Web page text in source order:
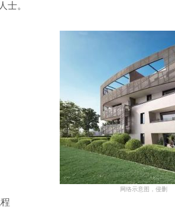
士。
网络示意图，侵删